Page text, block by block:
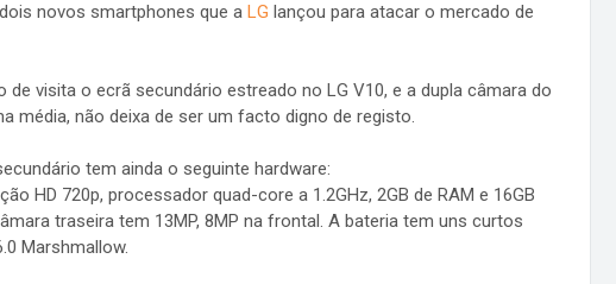
novos smartphones que a LG lançou para atacar o mercado de
de visita o ecrã secundário estreado no LG V10, e a dupla câmara do
média, não deixa de ser um facto digno de registo.
tem ainda o seguinte hardware:
HD 720p, processador quad-core a 1.2GHz, 2GB de RAM e 16GB
traseira tem 13MP, 8MP na frontal. A bateria tem uns curtos
Marshmallow.